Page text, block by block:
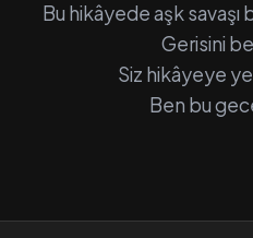
Bu hikâyede aşk savaşı
Gerisini
Siz hikâyeye
Ben bu